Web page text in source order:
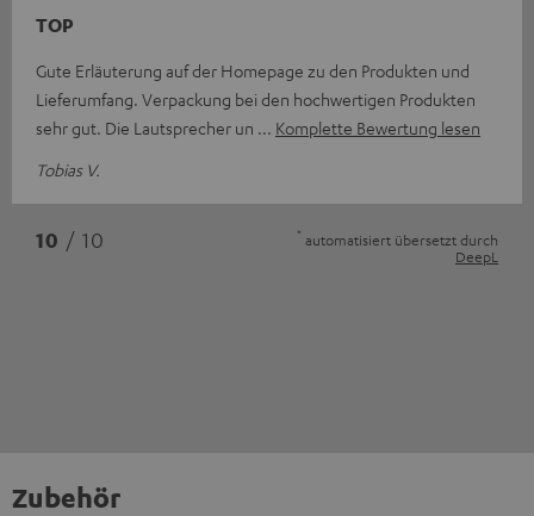
TOP
Gute Erläuterung auf der Homepage zu den Produkten und
Lieferumfang. Verpackung bei den hochwertigen Produkten
sehr gut. Die Lautsprecher un
Komplette Bewertung lesen
Tobias V.
10 / 10 * automatisiert übersetzt durch
DeepL
Zubehör